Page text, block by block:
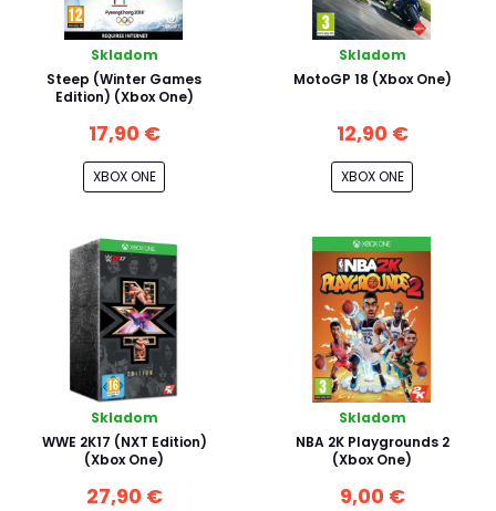
Skladom
Steep (Winter Games
Edition) (Xbox One)
17,90 €
XBOX ONE
Skladom
MotoGP 18 (Xbox One)
12,90 €
XBOX ONE
Skladom
WWE 2K17 (NXT Edition)
(Xbox One)
27,90 €
Skladom
NBA 2K Playgrounds 2
(Xbox One)
9,00 €